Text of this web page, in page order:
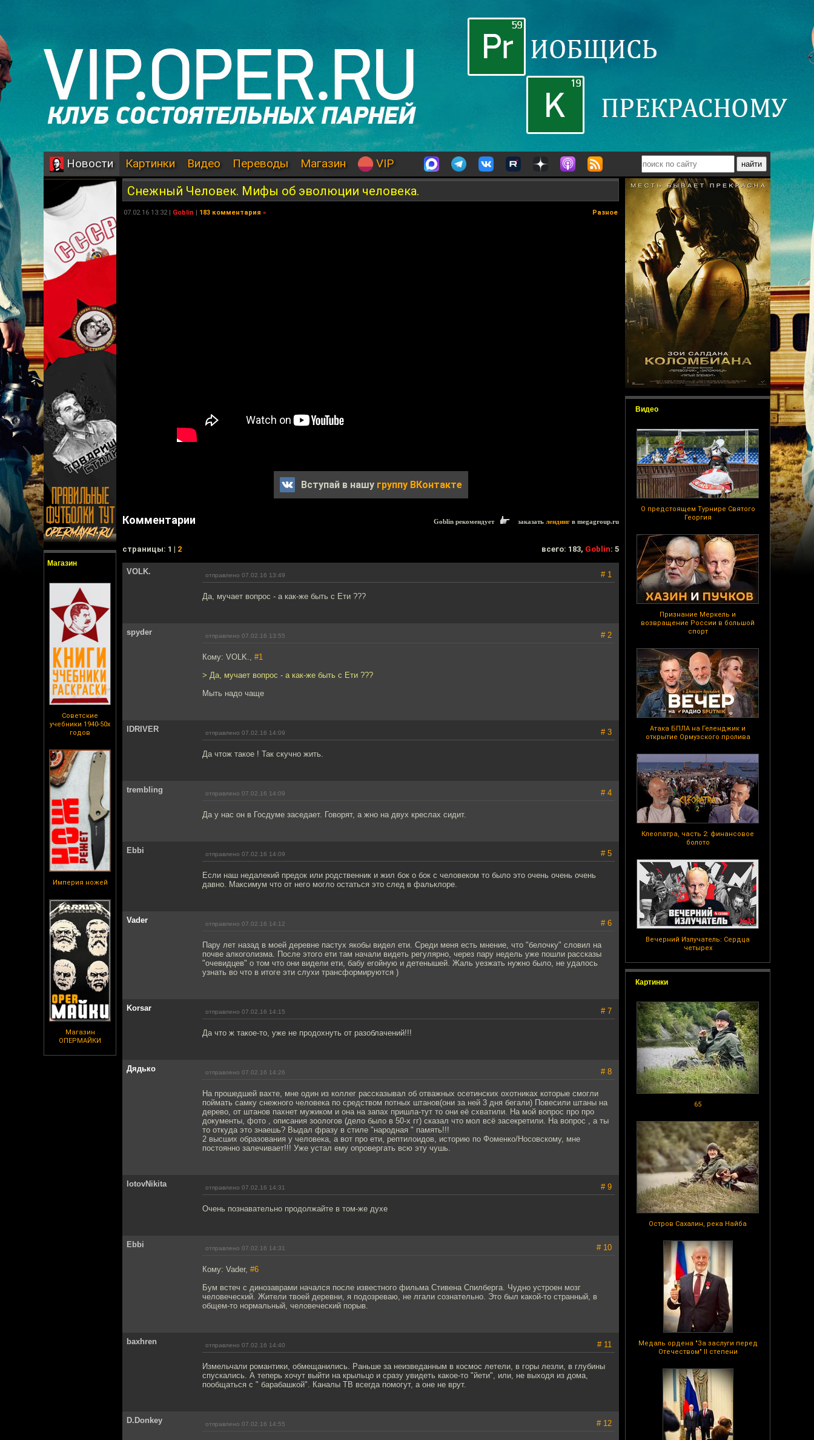
Новости Картинки Видео Переводы Магазин VIP
Магазин
Советские
учебники 1940-50х
годов
Империя ножей
Магазин
ОПЕРМАЙКИ
Видео
О предстоящем Турнире Святого
Георгия
Признание Меркель и
возвращение России в большой
спорт
Атака БПЛА на Геленджик и
открытие Ормузского пролива
Клеопатра, часть 2: финансовое
болото
Вечерний Излучатель: Сердца
четырех
Картинки
65
Остров Сахалин, река Найба
Медаль ордена "За заслуги перед
Отечеством" II степени
Снежный Человек. Мифы об эволюции человека.
07.02.16 13:32 | Goblin | 183 комментария » Разное
Вступай в нашу группу ВКонтакте
Комментарии Goblin рекомендует заказать лендинг в megagroup.ru
cтраницы: 1 | 2 всего: 183, Goblin: 5
VOLK. отправлено 07.02.16 13:49 # 1
Да, мучает вопрос - а как-же быть с Ети ???
spyder отправлено 07.02.16 13:55 # 2
Кому: VOLK., #1
> Да, мучает вопрос - а как-же быть с Ети ???
Мыть надо чаще
lDRIVER отправлено 07.02.16 14:09 # 3
Да чтож такое ! Так скучно жить.
trembling отправлено 07.02.16 14:09 # 4
Да у нас он в Госдуме заседает. Говорят, а жно на двух креслах сидит.
Ebbi отправлено 07.02.16 14:09 # 5
Если наш недалекий предок или родственник и жил бок о бок с человеком то было это очень очень очень
давно. Максимум что от него могло остаться это след в фальклоре.
Vader отправлено 07.02.16 14:12 # 6
Пару лет назад в моей деревне пастух якобы видел ети. Среди меня есть мнение, что "белочку" словил на
почве алкоголизма. После этого ети там начали видеть регулярно, через пару недель уже пошли рассказы
"очевидцев" о том что они видели ети, бабу егойную и детенышей. Жаль уезжать нужно было, не удалось
узнать во что в итоге эти слухи трансформируются )
Korsar отправлено 07.02.16 14:15 # 7
Да что ж такое-то, уже не продохнуть от разоблачений!!!
Дядько отправлено 07.02.16 14:26 # 8
На прошедшей вахте, мне один из коллег рассказывал об отважных осетинских охотниках которые смогли
поймать самку снежного человека по средством потных штанов(они за ней 3 дня бегали) Повесили штаны на
дерево, от штанов пахнет мужиком и она на запах пришла-тут то они её схватили. На мой вопрос про про
документы, фото , описания зоологов (дело было в 50-х гг) сказал что мол всё засекретили. На вопрос , а ты
то откуда это знаешь? Выдал фразу в стиле "народная " память!!!
2 высших образования у человека, а вот про ети, рептилоидов, историю по Фоменко/Носовскому, мне
постоянно залечивает!!! Уже устал ему опровергать всю эту чушь.
lotovNikita отправлено 07.02.16 14:31 # 9
Очень познавательно продолжайте в том-же духе
Ebbi отправлено 07.02.16 14:31 # 10
Кому: Vader, #6
Бум встеч с динозаврами начался после известного фильма Стивена Спилберга. Чудно устроен мозг
человеческий. Жители твоей деревни, я подозреваю, не лгали сознательно. Это был какой-то странный, в
общем-то нормальный, человеческий порыв.
baxhren отправлено 07.02.16 14:40 # 11
Измельчали романтики, обмещанились. Раньше за неизведанным в космос летели, в горы лезли, в глубины
спускались. А теперь хочут выйти на крыльцо и сразу увидеть какое-то "йети", или, не выходя из дома,
пообщаться с " барабашкой". Каналы ТВ всегда помогут, а оне не врут.
D.Donkey отправлено 07.02.16 14:55 # 12